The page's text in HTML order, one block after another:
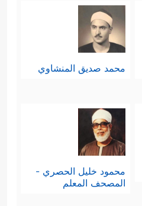
محمد صديق المنشاوي
محمود خليل الحصري -
المصحف المعلم